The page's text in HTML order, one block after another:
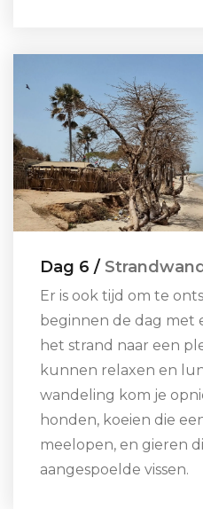
Dag 6 /
Er is ook tijd om te
beginnen de dag met
het strand naar een
kunnen relaxen en
wandeling kom je
honden, koeien die
meelopen, en gieren
aangespoelde vissen.